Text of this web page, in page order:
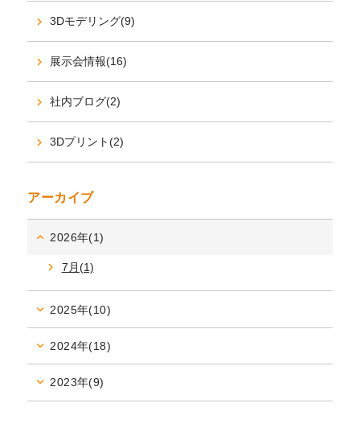
3Dモデリング(9)
展示会情報(16)
社内ブログ(2)
3Dプリント(2)
アーカイブ
2026年(1)
7月(1)
2025年(10)
2024年(18)
2023年(9)